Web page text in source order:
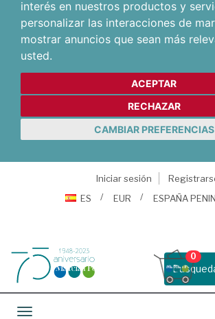
interés en nuestros productos y
personalizar las interacciones de
mostrar anuncios que sean más
usted.
ACEPTAR
RECHAZAR
CAMBIAR PREFERENCIAS
Iniciar sesión
ES
EUR ESPAÑA
0
Toggle navigation